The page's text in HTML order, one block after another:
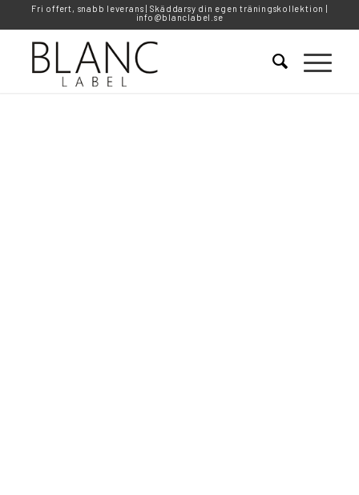
Fri offert, snabb leverans | Skäddarsy din egen träningskollektion |
info@blanclabel.se